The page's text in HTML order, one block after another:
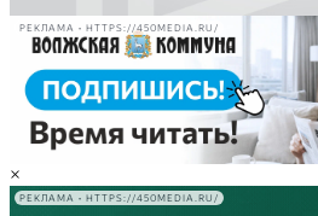
РЕКЛАМА • HTTPS://450MEDIA.RU/
×
РЕКЛАМА • HTTPS://450MEDIA.RU/